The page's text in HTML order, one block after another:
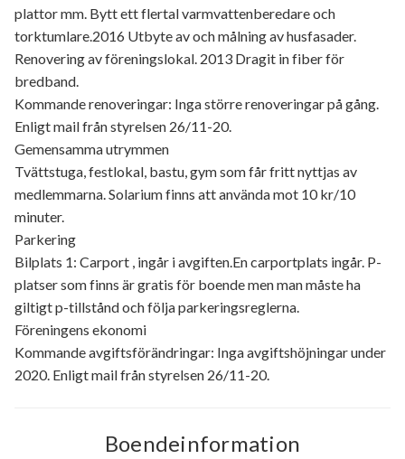
plattor mm. Bytt ett flertal varmvattenberedare och
torktumlare.2016 Utbyte av och målning av husfasader.
Renovering av föreningslokal. 2013 Dragit in fiber för
bredband.
Kommande renoveringar: Inga större renoveringar på gång.
Enligt mail från styrelsen 26/11-20.
Gemensamma utrymmen
Tvättstuga, festlokal, bastu, gym som får fritt nyttjas av
medlemmarna. Solarium finns att använda mot 10 kr/10
minuter.
Parkering
Bilplats 1: Carport , ingår i avgiften.En carportplats ingår. P-
platser som finns är gratis för boende men man måste ha
giltigt p-tillstånd och följa parkeringsreglerna.
Föreningens ekonomi
Kommande avgiftsförändringar: Inga avgiftshöjningar under
2020. Enligt mail från styrelsen 26/11-20.
Boendeinformation